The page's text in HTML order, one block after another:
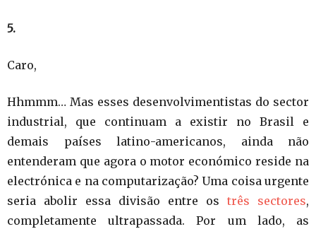
5.
Caro,
Hhmmm… Mas esses desenvolvimentistas do sector
industrial, que continuam a existir no Brasil e
demais países latino-americanos, ainda não
entenderam que agora o motor económico reside na
electrónica e na computarização? Uma coisa urgente
seria abolir essa divisão entre os três sectores,
completamente ultrapassada. Por um lado, as